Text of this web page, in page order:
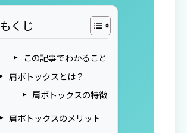
もくじ
この記事でわかること
肩ボトックスとは？
肩ボトックスの特徴
肩ボトックスのメリット